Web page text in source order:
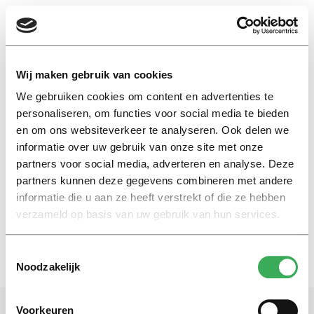
Wij maken gebruik van cookies
We gebruiken cookies om content en advertenties te
personaliseren, om functies voor social media te bieden
en om ons websiteverkeer te analyseren. Ook delen we
informatie over uw gebruik van onze site met onze
partners voor social media, adverteren en analyse. Deze
partners kunnen deze gegevens combineren met andere
informatie die u aan ze heeft verstrekt of die ze hebben
verzameld op basis van uw gebruik van hun services.
Noodzakelijk
Voorkeuren
EN
Exacte studie
Nieuws
Meer vrouwen studeren,
mannen minder hoog opgeleid
29 april 2015